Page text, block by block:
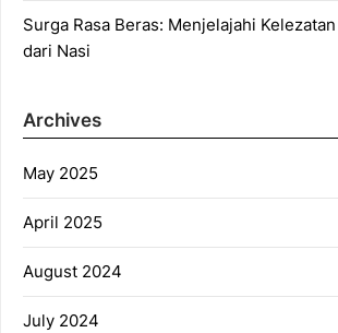
Surga Rasa Beras: Menjelajahi
dari Nasi
Archives
May 2025
April 2025
August 2024
July 2024